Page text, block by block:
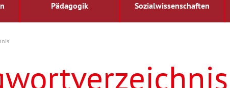
Pädagogik Sozialwissenschaften